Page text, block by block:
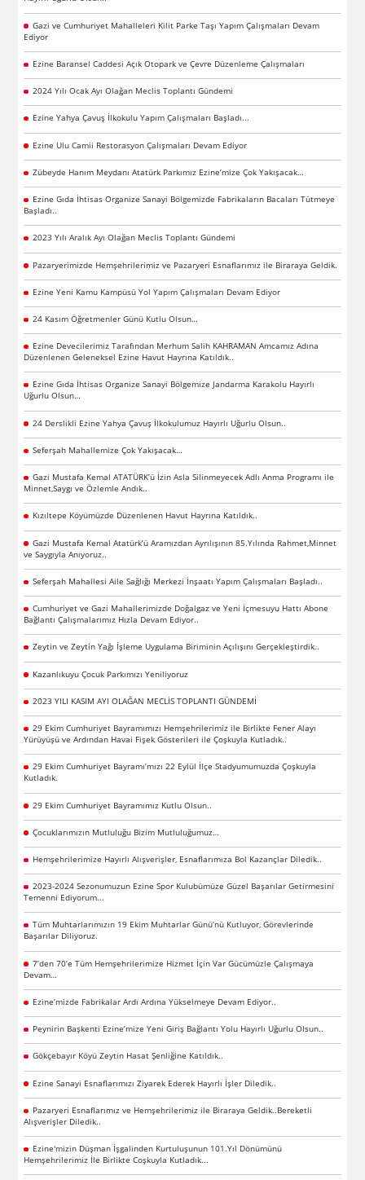
Gazi ve Cumhuriyet Mahalleleri Kilit Parke Taşı Yapım Çalışmaları Devam
Ediyor
Ezine Baransel Caddesi Açık Otopark ve Çevre Düzenleme Çalışmaları
2024 Yılı Ocak Ayı Olağan Meclis Toplantı Gündemi
Ezine Yahya Çavuş İlkokulu Yapım Çalışmaları Başladı...
Ezine Ulu Camii Restorasyon Çalışmaları Devam Ediyor
Zübeyde Hanım Meydanı Atatürk Parkımız Ezine’mize Çok Yakışacak…
Ezine Gıda İhtisas Organize Sanayi Bölgemizde Fabrikaların Bacaları Tütmeye
Başladı..
2023 Yılı Aralık Ayı Olağan Meclis Toplantı Gündemi
Pazaryerimizde Hemşehrilerimiz ve Pazaryeri Esnaflarımız ile Biraraya Geldik.
Ezine Yeni Kamu Kampüsü Yol Yapım Çalışmaları Devam Ediyor
24 Kasım Öğretmenler Günü Kutlu Olsun…
Ezine Devecilerimiz Tarafından Merhum Salih KAHRAMAN Amcamız Adına
Düzenlenen Geleneksel Ezine Havut Hayrına Katıldık..
Ezine Gıda İhtisas Organize Sanayi Bölgemize Jandarma Karakolu Hayırlı
Uğurlu Olsun…
24 Derslikli Ezine Yahya Çavuş İlkokulumuz Hayırlı Uğurlu Olsun..
Seferşah Mahallemize Çok Yakışacak…
Gazi Mustafa Kemal ATATÜRK’ü İzin Asla Silinmeyecek Adlı Anma Programı ile
Minnet,Saygı ve Özlemle Andık..
Kızıltepe Köyümüzde Düzenlenen Havut Hayrına Katıldık..
Gazi Mustafa Kemal Atatürk’ü Aramızdan Ayrılışının 85.Yılında Rahmet,Minnet
ve Saygıyla Anıyoruz..
Seferşah Mahallesi Aile Sağlığı Merkezi İnşaatı Yapım Çalışmaları Başladı..
Cumhuriyet ve Gazi Mahallerimizde Doğalgaz ve Yeni İçmesuyu Hattı Abone
Bağlantı Çalışmalarımız Hızla Devam Ediyor..
Zeytin ve Zeytin Yağı İşleme Uygulama Biriminin Açılışını Gerçekleştirdik..
Kazanlıkuyu Çocuk Parkımızı Yeniliyoruz
2023 YILI KASIM AYI OLAĞAN MECLİS TOPLANTI GÜNDEMİ
29 Ekim Cumhuriyet Bayramımızı Hemşehrilerimiz ile Birlikte Fener Alayı
Yürüyüşü ve Ardından Havai Fişek Gösterileri ile Çoşkuyla Kutladık..
29 Ekim Cumhuriyet Bayramı’mızı 22 Eylül İlçe Stadyumumuzda Çoşkuyla
Kutladık.
29 Ekim Cumhuriyet Bayramımız Kutlu Olsun..
Çocuklarımızın Mutluluğu Bizim Mutluluğumuz…
Hemşehrilerimize Hayırlı Alışverişler, Esnaflarımıza Bol Kazançlar Diledik..
2023-2024 Sezonumuzun Ezine Spor Kulubümüze Güzel Başarılar Getirmesini
Temenni Ediyorum...
Tüm Muhtarlarımızın 19 Ekim Muhtarlar Günü’nü Kutluyor, Görevlerinde
Başarılar Diliyoruz.
7’den 70’e Tüm Hemşehrilerimize Hizmet İçin Var Gücümüzle Çalışmaya
Devam…
Ezine’mizde Fabrikalar Ardı Ardına Yükselmeye Devam Ediyor..
Peynirin Başkenti Ezine’mize Yeni Giriş Bağlantı Yolu Hayırlı Uğurlu Olsun..
Gökçebayır Köyü Zeytin Hasat Şenliğine Katıldık..
Ezine Sanayi Esnaflarımızı Ziyarek Ederek Hayırlı İşler Diledik..
Pazaryeri Esnaflarımız ve Hemşehrilerimiz ile Biraraya Geldik..Bereketli
Alışverişler Diledik..
Ezine'mizin Düşman İşgalinden Kurtuluşunun 101.Yıl Dönümünü
Hemşehrilerimiz İle Birlikte Coşkuyla Kutladık...